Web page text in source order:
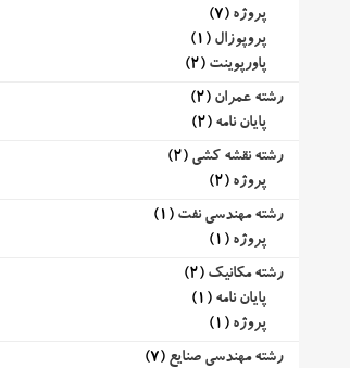
پروژه (7)
پروپوزال (1)
پاورپوینت (2)
رشته عمران (2)
پایان نامه (2)
رشته نقشه کشی (2)
پروژه (2)
رشته مهندسی نفت (1)
پروژه (1)
رشته مکانیک (2)
پایان نامه (1)
پروژه (1)
رشته مهندسی صنایع (7)